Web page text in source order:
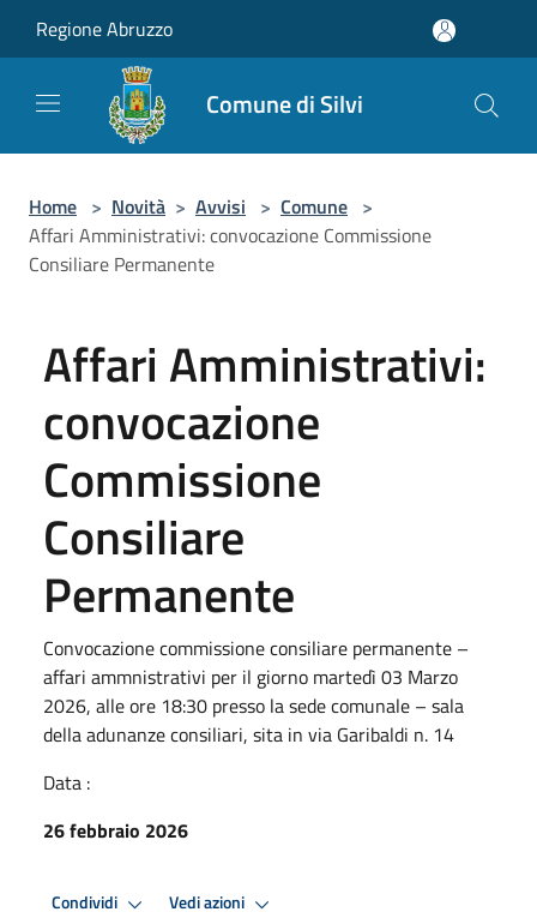
Regione Abruzzo
Comune di Silvi
Home > Novità > Avvisi > Comune >
Affari Amministrativi: convocazione Commissione
Consiliare Permanente
Affari Amministrativi:
convocazione
Commissione
Consiliare
Permanente
Convocazione commissione consiliare permanente –
affari ammnistrativi per il giorno martedì 03 Marzo
2026, alle ore 18:30 presso la sede comunale – sala
della adunanze consiliari, sita in via Garibaldi n. 14
Data :
26 febbraio 2026
Condividi Vedi azioni